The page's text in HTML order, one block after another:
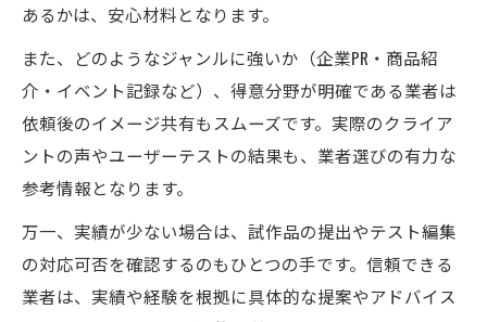
あるかは、安心材料となります。
また、どのようなジャンルに強いか（企業PR・商品紹
介・イベント記録など）、得意分野が明確である業者は
依頼後のイメージ共有もスムーズです。実際のクライア
ントの声やユーザーテストの結果も、業者選びの有力な
参考情報となります。
万一、実績が少ない場合は、試作品の提出やテスト編集
の対応可否を確認するのもひとつの手です。信頼できる
業者は、実績や経験を根拠に具体的な提案やアドバイス